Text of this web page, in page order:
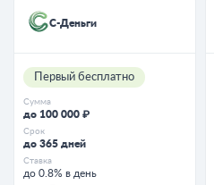
С-Деньги
Первый бесплатно
Сумма
до 100 000 ₽
Срок
до 365 дней
Ставка
до 0.8% в день